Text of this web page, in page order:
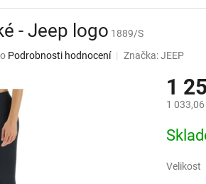
- Jeep logo 1889/S
Podrobnosti hodnocení Značka:JEEP
1
1 033,06
cena:
Velikost